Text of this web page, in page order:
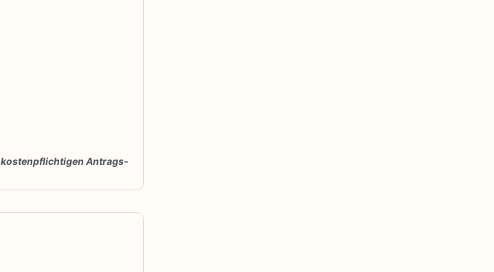
kostenpflichtigen Antrags-